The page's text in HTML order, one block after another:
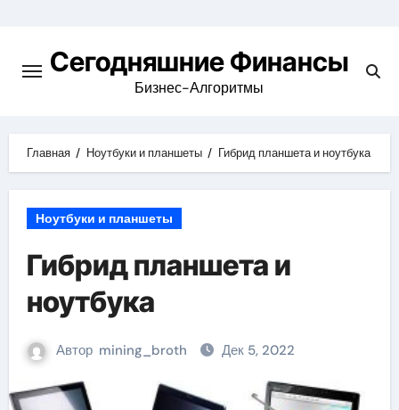
содержимомуСегодняшние Финансы
Бизнес-Алгоритмы
Главная Ноутбуки и планшеты Гибрид планшета и ноутбука
Ноутбуки и планшеты
Гибрид планшета и
ноутбука
Автор mining_broth Дек 5, 2022